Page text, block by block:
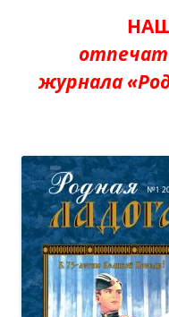
журнала